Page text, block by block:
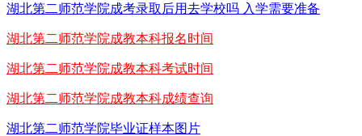
湖北第二师范学院成考录取后用去学校吗 入学需要准备
湖北第二师范学院成教本科报名时间
湖北第二师范学院成教本科考试时间
湖北第二师范学院成教本科成绩查询
湖北第二师范学院毕业证样本图片